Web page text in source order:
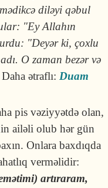
diləyi qəbul
"Ey Allahın
"Deyər ki, çoxlu
O zaman bezər və
Daha ətraflı: Duam
pis vəziyyətdə olan,
ailəli olub hər gün
Onlara baxdıqda
verməlidir:
artıraram,